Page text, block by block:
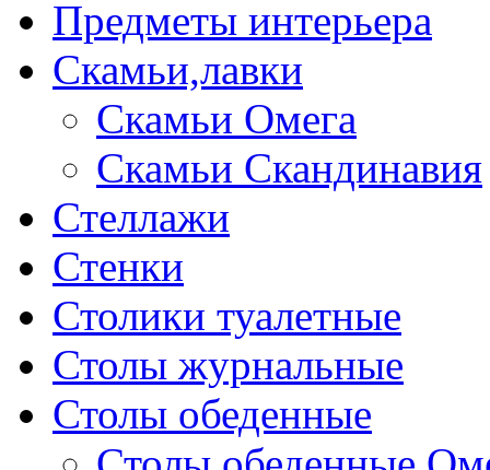
Предметы интерьера
Скамьи,лавки
Скамьи Омега
Скамьи Скандинавия
Стеллажи
Стенки
Столики туалетные
Столы журнальные
Столы обеденные